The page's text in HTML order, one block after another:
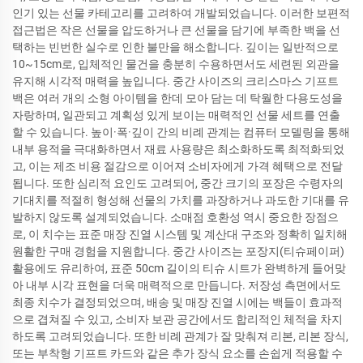
인기 있는 선물 카테고리를 고려하여 개발되었습니다. 이러한 보편적
접근법은 작은 선물을 압도하거나 큰 선물을 담기에 부족한 백을 선
택하는 빈번한 실수로 인한 불만을 해소합니다. 깊이는 일반적으로
10~15cm로, 입체적인 물건을 충분히 수용하면서도 세련된 외관을
유지해 시각적 매력을 높입니다. 중간 사이즈의 크리스마스 기프트
백은 여러 개의 소형 아이템을 한데 모아 담는 데 탁월한 다용도성을
자랑하며, 일관되고 계획성 있게 보이는 매력적인 선물 세트를 연출
할 수 있습니다. 높이·폭·깊이 간의 비례 관계는 컴퓨터 모델링을 통해
내부 용적을 극대화하면서 재료 사용량은 최소화하도록 최적화되었
고, 이는 제조 비용 절감으로 이어져 소비자에게 가격 혜택으로 전달
됩니다. 또한 심리적 요인도 고려되어, 중간 크기의 포장은 수령자의
기대치를 적절히 형성해 선물의 가치를 과장하거나 과도한 기대를 유
발하지 않도록 설계되었습니다. 소매점 호환성 역시 중요한 장점으
로, 이 치수는 표준 매장 진열 시스템 및 계산대 구조와 정확히 일치해
원활한 구매 경험을 지원합니다. 중간 사이즈는 포장지(티슈페이퍼)
활용에도 유리하여, 표준 50cm 길이의 티슈 시트가 완벽하게 들어맞
아 내부 시각 표현을 더욱 매력적으로 만듭니다. 저장성 측면에서도
최종 치수가 결정되었으며, 배송 및 매장 진열 시에는 백들이 효과적
으로 겹쳐질 수 있고, 소비자 보관 공간에서도 합리적인 체적을 차지
하도록 고려되었습니다. 또한 비례 관계가 잘 맞춰져 리본, 리본 장식,
또는 부착형 기프트 카드와 같은 추가 장식 요소를 손쉽게 적용할 수